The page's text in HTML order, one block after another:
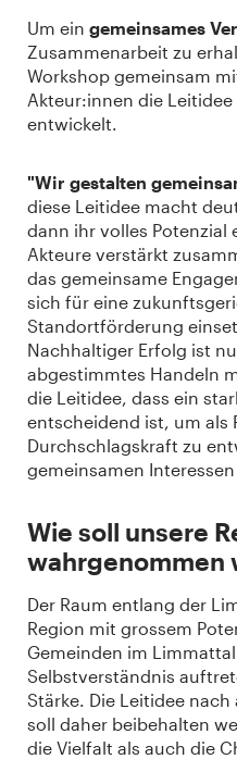
Um ein gemeinsames
Zusammenarbeit zu
Workshop gemeinsam
Akteur:innen die
entwickelt.
"Wir gestalten
diese Leitidee macht
dann ihr volles
Akteure verstärkt
das gemeinsame
sich für eine
Standortförderung
Nachhaltiger Erfolg ist
abgestimmtes Handeln
die Leitidee, dass ein
entscheidend ist, um als
Durchschlagskraft zu
gemeinsamen
Wie soll unsere
wahrgenommen
Der Raum entlang der
Region mit grossem
Gemeinden im
Selbstverständnis
Stärke. Die Leitidee nach
soll daher beibehalten
die Vielfalt als auch die